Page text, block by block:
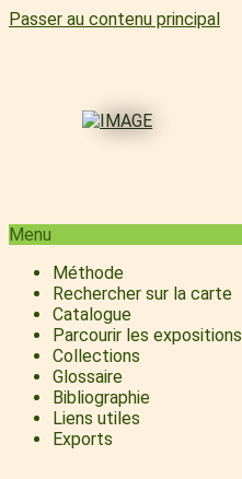
Passer au contenu principal
Menu
Méthode
Rechercher sur la carte
Catalogue
Parcourir les expositions
Collections
Glossaire
Bibliographie
Liens utiles
Exports